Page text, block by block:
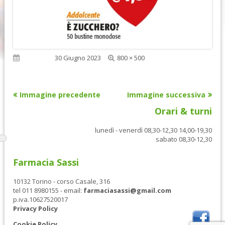
Pubblicato30 Giugno 2023
Dimensione
800 × 500
Immagine precedente Immagine successiva
Orari & turni
lunedì - venerdì 08,30-12,30 14,00-19,30
sabato 08,30-12,30
Farmacia Sassi
10132 Torino - corso Casale, 316
tel 011 8980155 - email: farmaciasassi@gmail.com
p.iva.10627520017
Privacy Policy